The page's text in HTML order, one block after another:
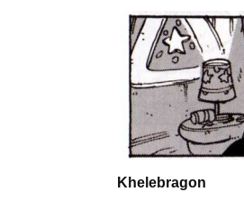
Khelebragon